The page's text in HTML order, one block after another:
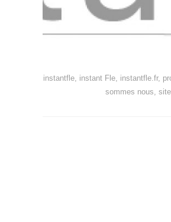
instantfle, instant Fle, instantfle.fr,
sommes nous,